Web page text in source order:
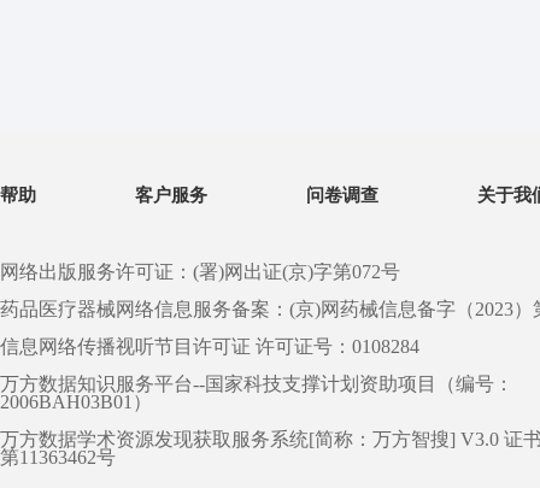
帮助 客户服务 问卷调查 关于我
网络出版服务许可证：(署)网出证(京)字第072号
药品医疗器械网络信息服务备案：(京)网药械信息备字（2023）
信息网络传播视听节目许可证 许可证号：0108284
万方数据知识服务平台--国家科技支撑计划资助项目（编号：
2006BAH03B01）
万方数据学术资源发现获取服务系统[简称：万方智搜] V3.0 证
第11363462号